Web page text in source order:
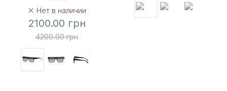
Нет в наличии
2100.00 грн
4200.00 грн